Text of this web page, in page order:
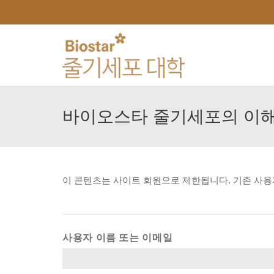
바이오스타 줄기세포의 이
이 콘텐츠는 사이트 회원으로 제한됩니다. 기존 사용
사용자 이름 또는 이메일